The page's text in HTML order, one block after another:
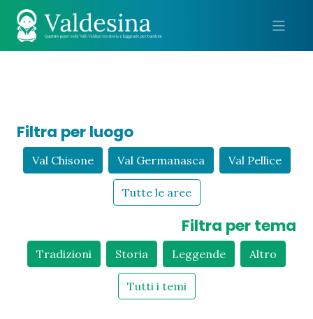
Filtra per luogo
Val Chisone Val Germanasca Val Pellice
Tutte le aree
Filtra per tema
Tradizioni Storia Leggende Altro
Tutti i temi